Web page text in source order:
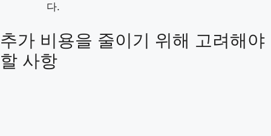
다.
추가 비용을 줄이기 위해 고려해야
할 사항